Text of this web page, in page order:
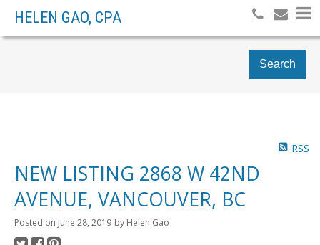
HELEN GAO, CPA
Search
RSS
NEW LISTING 2868 W 42ND
AVENUE, VANCOUVER, BC
Posted on June 28, 2019 by Helen Gao